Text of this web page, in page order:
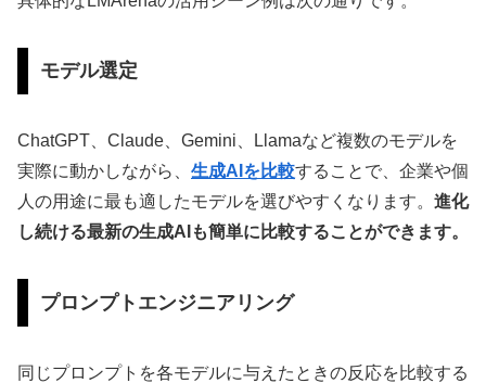
モデル選定
ChatGPT、Claude、Gemini、Llamaなど複数のモデルを
実際に動かしながら、 生成AIを比較することで、企業や個
人の用途に最も適したモデルを選びやすくなります。 進化
し続ける最新の生成AIも簡単に比較することができます。
プロンプトエンジニアリング
同じプロンプトを各モデルに与えたときの反応を比較する